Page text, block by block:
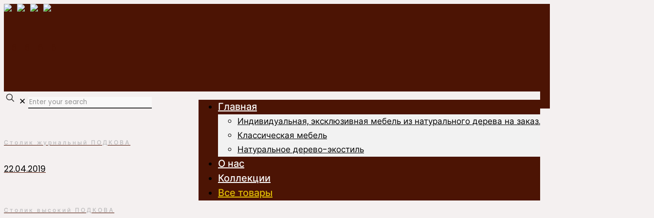
Главная
Индивидуальная, эксклюзивная мебель из натурального дерева на заказ.
Классическая мебель
Натуральное дерево-экостиль
О нас
Коллекции
Все товары
✕
Столик журнальный ПОДКОВА
22.04.2019
Столик высокий ПОДКОВА